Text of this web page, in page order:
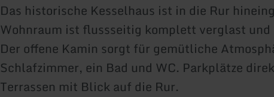
Das historische Kesselhaus ist in die Rur
Wohnraum ist flussseitig komplett verglast
Der offene Kamin sorgt für gemütliche
Schlafzimmer, ein Bad und WC. Parkplätze
Terrassen mit Blick auf die Rur.